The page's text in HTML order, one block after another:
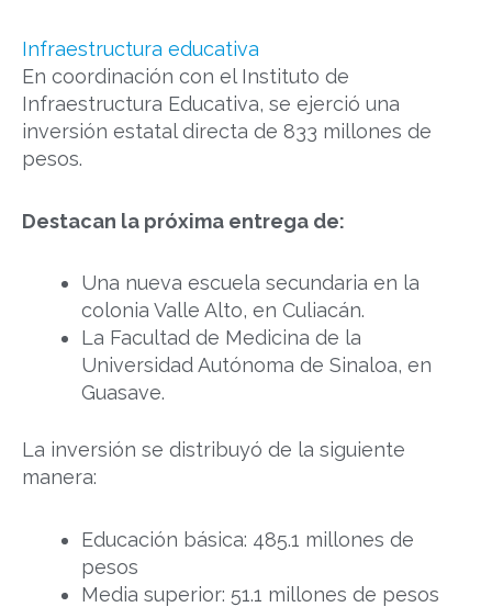
Infraestructura educativa
En coordinación con el Instituto de
Infraestructura Educativa, se ejerció una
inversión estatal directa de 833 millones de
pesos.
Destacan la próxima entrega de:
Una nueva escuela secundaria en la
colonia Valle Alto, en Culiacán.
La Facultad de Medicina de la
Universidad Autónoma de Sinaloa, en
Guasave.
La inversión se distribuyó de la siguiente
manera:
Educación básica: 485.1 millones de
pesos
Media superior: 51.1 millones de pesos